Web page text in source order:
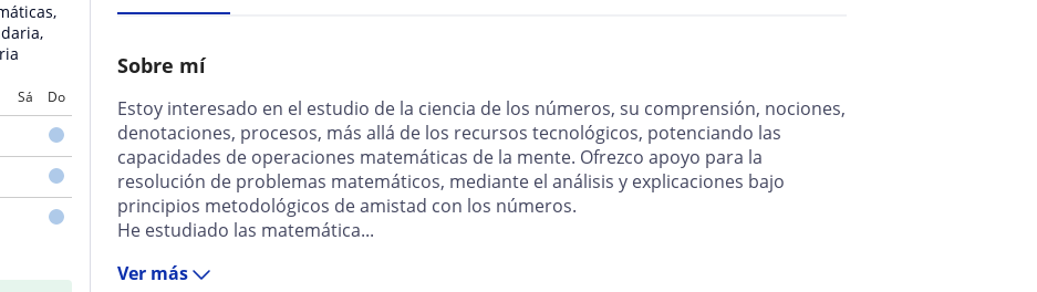
Sá Do
Sobre mí
Estoy interesado en el estudio de la ciencia de los números, su comprensión, nociones,
denotaciones, procesos, más allá de los recursos tecnológicos, potenciando las
capacidades de operaciones matemáticas de la mente. Ofrezco apoyo para la
resolución de problemas matemáticos, mediante el análisis y explicaciones bajo
principios metodológicos de amistad con los números.
He estudiado las matemática...
Ver más